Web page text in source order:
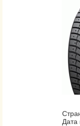
Дата